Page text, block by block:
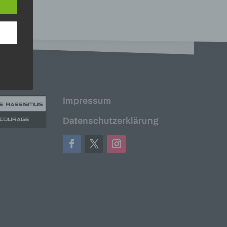
Impressum
Datenschutzerklärung